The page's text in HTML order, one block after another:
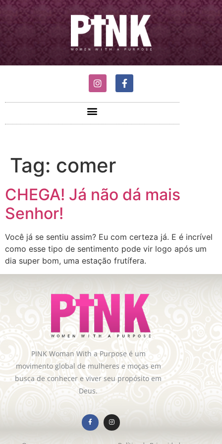
Tag: comer
CHEGA! Já não dá mais
Senhor!
Você já se sentiu assim? Eu com certeza já. E é incrível
como esse tipo de sentimento pode vir logo após um
dia super bom, uma estação frutífera.
PINK Woman With a Purpose é um
movimento global de mulheres e moças em
busca de conhecer e viver seu propósito em
Deus.